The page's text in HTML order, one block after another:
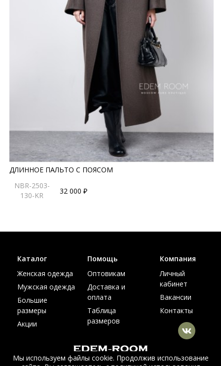
ДЛИННОЕ ПАЛЬТО С ПОЯСОМ
NBR-2503-
130-KR
32 000 ₽
Каталог
Женская одежда
Мужская одежда
Большие
размеры
Акции
Помощь
Оптовикам
Доставка и
оплата
Таблица
размеров
Компания
Личный
кабинет
Вакансии
Контакты
Мы используем файлы cookie. Продолжив использование